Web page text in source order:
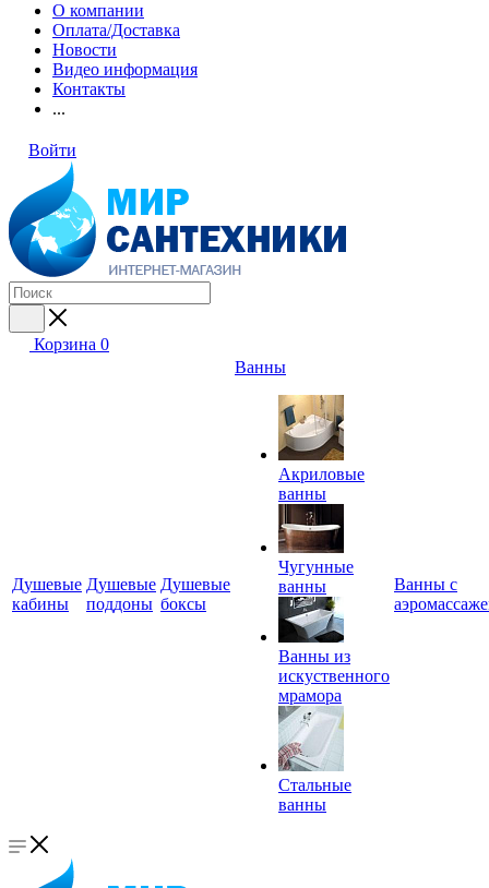
О компании
Оплата/Доставка
Новости
Видео информация
Контакты
...
Войти
Корзина 0
Душевые
кабины
Душевые
поддоны
Душевые
боксы
Ванны
Акриловые
ванны
Чугунные
ванны
Ванны из
искуственного
мрамора
Стальные
ванны
Ванны с